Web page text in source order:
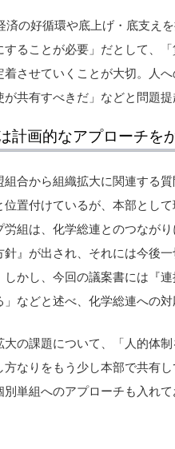
済の好循環や底上げ・底支え
ることが必要」だとして、
させていくことが大切。人
共有すべきだ」などと問題
計画的なアプローチを
合から組織拡大に関連する
置付けているが、本部とし
組は、化学総連とのつなが
』が出され、それには今後
かし、今回の議案書には『
などと述べ、化学総連への
大の課題について、「人的体
なりをもう少し本部で共有
単組へのアプローチも入れ